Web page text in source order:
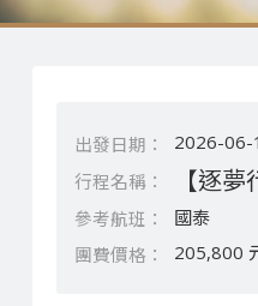
2026-06-
【逐
國泰
205,800